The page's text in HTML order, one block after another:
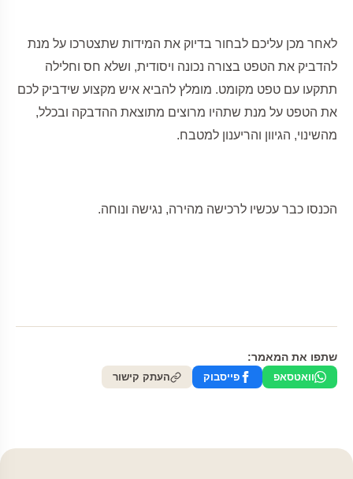
לאחר מכן עליכם לבחור בדיוק את המידות שתצטרכו על מנת
להדביק את הטפט בצורה נכונה ויסודית, ושלא חס וחלילה
תתקעו עם טפט מקומט. מומלץ להביא איש מקצוע שידביק לכם
את הטפט על מנת שתהיו מרוצים מתוצאת ההדבקה ובכלל,
מהשינוי, הגיוון והריענון למטבח.
הכנסו כבר עכשיו לרכישה מהירה, נגישה ונוחה.
שתפו את המאמר:
וואטסאפ פייסבוק העתק קישור